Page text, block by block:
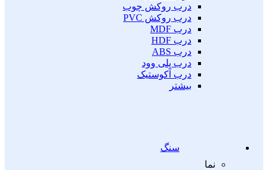
درب روکش چوب
درب روکش PVC
درب MDF
درب HDF
درب ABS
درب پلی وود
درب آکوستیک
بیشتر
سنگ
نما